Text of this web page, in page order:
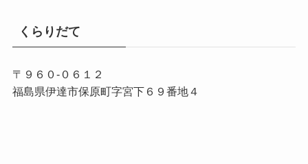
くらりだて
〒９６０-０６１２
福島県伊達市保原町字宮下６９番地４